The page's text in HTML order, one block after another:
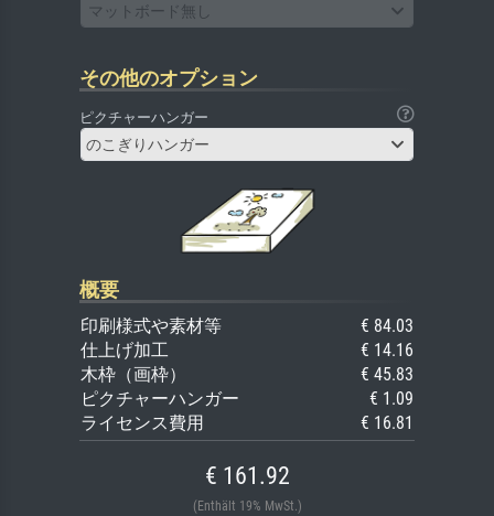
マットボード無し
その他のオプション
ピクチャーハンガー
のこぎりハンガー
概要
印刷様式や素材等
€ 84.03
仕上げ加工
€ 14.16
木枠（画枠）
€ 45.83
ピクチャーハンガー
€ 1.09
ライセンス費用
€ 16.81
€ 161.92
(Enthält 19% MwSt.)